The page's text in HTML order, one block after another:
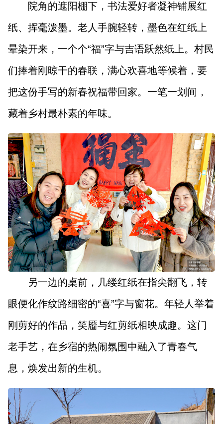
院角的遮阳棚下，书法爱好者凝神铺展红
纸、挥毫泼墨。老人手腕轻转，墨色在红纸上
晕染开来，一个个“福”字与吉语跃然纸上。村民
们捧着刚晾干的春联，满心欢喜地等候着，要
把这份手写的新春祝福带回家。一笔一划间，
藏着乡村最朴素的年味。
另一边的桌前，几缕红纸在指尖翻飞，转
眼便化作纹路细密的“喜”字与窗花。年轻人举着
刚剪好的作品，笑靥与红剪纸相映成趣。这门
老手艺，在乡宿的热闹氛围中融入了青春气
息，焕发出新的生机。